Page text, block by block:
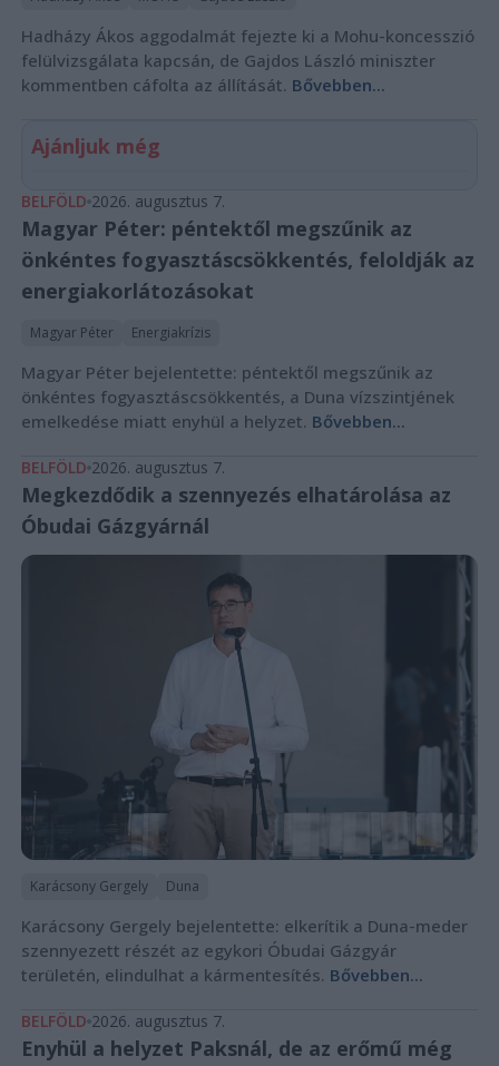
Hadházy Ákos aggodalmát fejezte ki a Mohu-koncesszió
felülvizsgálata kapcsán, de Gajdos László miniszter
kommentben cáfolta az állítását. Bővebben...
Ajánljuk még
BELFÖLD 2026. augusztus 7.
Magyar Péter: péntektől megszűnik az
önkéntes fogyasztáscsökkentés, feloldják az
energiakorlátozásokat
Magyar Péter Energiakrízis
Magyar Péter bejelentette: péntektől megszűnik az
önkéntes fogyasztáscsökkentés, a Duna vízszintjének
emelkedése miatt enyhül a helyzet. Bővebben...
BELFÖLD 2026. augusztus 7.
Megkezdődik a szennyezés elhatárolása az
Óbudai Gázgyárnál
Karácsony Gergely Duna
Karácsony Gergely bejelentette: elkerítik a Duna-meder
szennyezett részét az egykori Óbudai Gázgyár
területén, elindulhat a kármentesítés. Bővebben...
BELFÖLD 2026. augusztus 7.
Enyhül a helyzet Paksnál, de az erőmű még